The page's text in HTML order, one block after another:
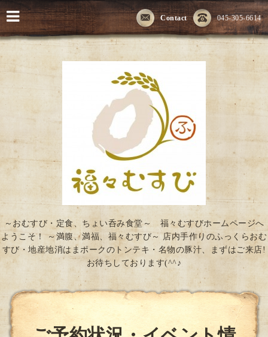
045-305-6614
Contact
～おむすび・定食、ちょい呑み食堂～ 福々むすびホームページへ
ようこそ！ ～満腹、満福、福々むすび～ 店内手作りのふっくらおむ
すび・地産地消はまポークのトンテキ・名物の豚汁、まずはご来店!
お待ちしております(^^♪